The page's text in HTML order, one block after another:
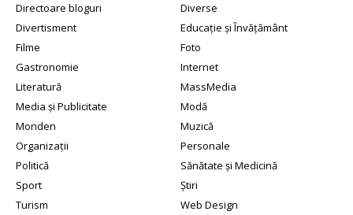
Directoare bloguri
Diverse
Divertisment
Educație și Învățământ
Filme
Foto
Gastronomie
Internet
Literatură
MassMedia
Media și Publicitate
Modă
Monden
Muzică
Organizații
Personale
Politică
Sănătate și Medicină
Sport
Știri
Turism
Web Design